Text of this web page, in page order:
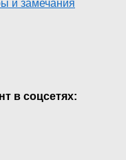
и замечания
в соцсетях: